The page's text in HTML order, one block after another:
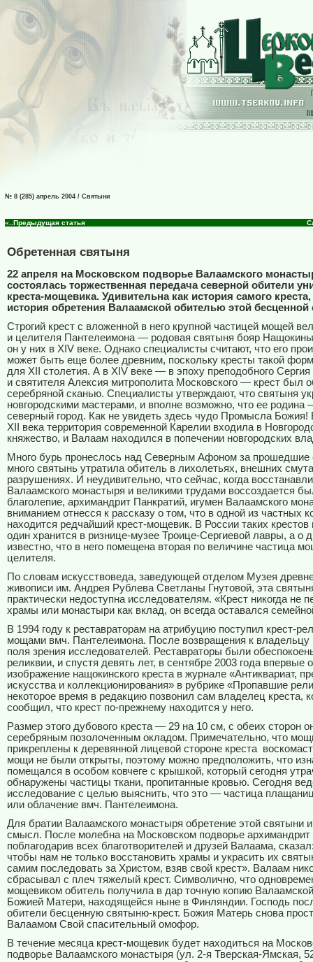
№ 8 (285) апрель 2004 / Святыни
«..Предыдущая статья
Обретенная святыня
22 апреля на Московском подворье Валаамского
состоялась торжественная передача северной обители
креста-мощевика. Удивительна как история самого креста,
история обретения Валаамской обителью этой бесценной
Строгий крест с вложенной в него крупной частицей мощей
и целителя Пантелеимона — родовая святыня бояр
он у них в XIV веке. Однако специалисты считают, что его
может быть еще более древним, поскольку кресты такой
для XII столетия. А в XIV веке — в эпоху преподобного
и святителя Алексия митрополита Московского — крест был
серебряной сканью. Специалисты утверждают, что святыня
новгородскими мастерами, и вполне возможно, что ее
северный город. Как не увидеть здесь чудо Промысла Божия!
XII
века территория современной Карелии входила в
княжество, и Валаам находился в попечении новгородских
Много бурь пронеслось над Северным Афоном за прошедшие
много святынь утратила обитель в лихолетьях, внешних
разрушениях. И неудивительно, что сейчас, когда
Валаамского монастыря и великими трудами воссоздается
благолепие, архимандрит Панкратий, игумен Валаамского
вниманием отнесся к рассказу о том, что в одной из частных
находится редчайший крест-мощевик. В России таких крестов
один хранится в ризнице-музее Троице-Сергиевой лавры, а о
известно, что в него помещена вторая по величине частица
целителя.
По словам искусствоведа, заведующей отделом Музея
живописи им. Андрея Рублева Светланы Гнутовой, эта
практически недоступна исследователям. «Крест никогда не
храмы или монастыри как вклад, он всегда оставался
В 1994 году к реставраторам на атрибуцию поступил крест-
мощами вмч. Пантелеимона. После возвращения к владельцу
поля зрения исследователей. Реставраторы были
реликвии, и спустя девять лет, в сентябре 2003 года впервые
изображение нащокинского креста в журнале «Антиквариат,
искусства и коллекционирования» в рубрике «Пропавшие
некоторое время в редакцию позвонил сам владелец креста,
сообщил, что крест по-прежнему находится у него.
Размер этого дубового креста — 29 на 10 см, с обеих сторон
серебряным позолоченным окладом. Примечательно, что
прикреплены к деревянной лицевой стороне креста
мощи не были открыты, поэтому можно предположить, что
помещался в особом ковчеге с крышкой, который сегодня
обнаружены частицы ткани, пропитанные кровью. Сегодня
исследование с целью выяснить, что это — частица
или облачение вмч. Пантелеимона.
Для братии Валаамского монастыря обретение этой святыни
смысл. После молебна на Московском подворье архимандрит
поблагодарив всех благотворителей и друзей Валаама,
чтобы нам не только восстановить храмы и украсить их
самим последовать за Христом, взяв свой крест». Валаам
сбрасывал с плеч тяжелый крест. Символично, что
мощевиком обитель получила в дар точную копию
Божией Матери, находящейся ныне в Финляндии. Господь
обители бесценную святыню-крест. Божия Матерь снова
Валаамом Свой спасительный омофор.
В течение месяца крест-мощевик будет находиться на
подворье Валаамского монастыря (ул. 2-я Тверская-Ямская,